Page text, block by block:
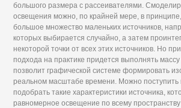
большого размера с рассеивателями.
освещения можно, по крайней мере, в
большое множество маленьких источников,
которых выбирается случайно, а затем
некоторой точки от всех этих источников. Но
подхода на практике придется выполнять
позволит графической системе формировать
реальном масштабе времени. Можно поступить
подобрать такие характеристики источника,
равномерное освещение по всему